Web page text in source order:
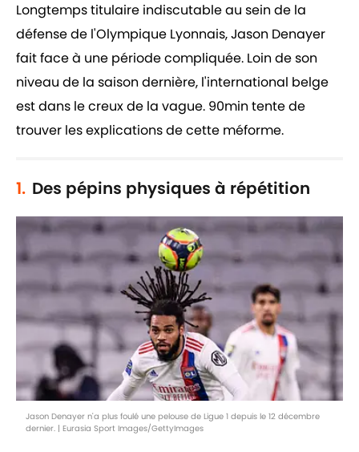
Longtemps titulaire indiscutable au sein de la
défense de l'Olympique Lyonnais, Jason Denayer
fait face à une période compliquée. Loin de son
niveau de la saison dernière, l'international belge
est dans le creux de la vague. 90min tente de
trouver les explications de cette méforme.
1. Des pépins physiques à répétition
Jason Denayer n'a plus foulé une pelouse de Ligue 1 depuis le 12 décembre
dernier. | Eurasia Sport Images/GettyImages